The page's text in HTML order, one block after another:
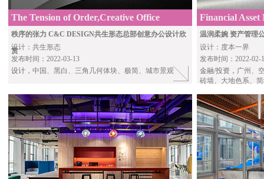
The Tension of Order,Creative Office
Headquarters of C&C DESIGN
秩序的张力 C&C DESIGN共生形态总部创意办公设计欣
赏
设计：共生形态
发布时间：2022-03-13
设计 ，中国、黑白、三角几何体块、极简、城市景观
Financial Asset
Guangzhou by
温润柔婉 资产管理
设计：度本一界
发布时间：2022-02-
金融/投资， 广州、
砖墙、大地色系、